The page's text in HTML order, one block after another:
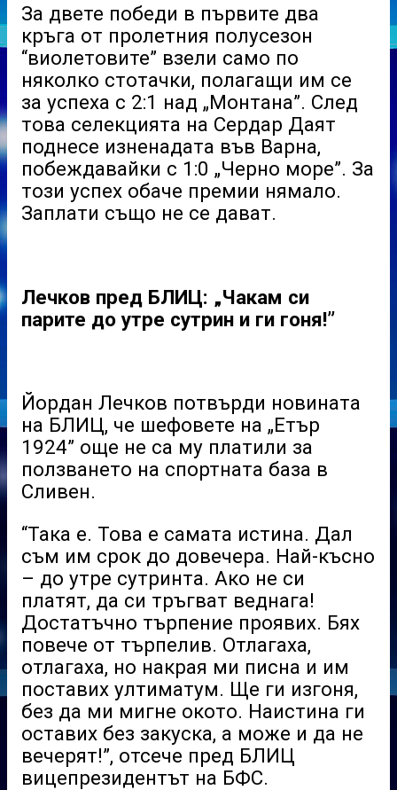
За двете победи в първите два
кръга от пролетния полусезон
“виолетовите” взели само по
няколко стотачки, полагащи им се
за успеха с 2:1 над „Монтана”. След
това селекцията на Сердар Даят
поднесе изненадата във Варна,
побеждавайки с 1:0 „Черно море”. За
този успех обаче премии нямало.
Заплати също не се дават.
Лечков пред БЛИЦ: „Чакам си
парите до утре сутрин и ги гоня!”
Йордан Лечков потвърди новината
на БЛИЦ, че шефовете на „Етър
1924” още не са му платили за
ползването на спортната база в
Сливен.
“Така е. Това е самата истина. Дал
съм им срок до довечера. Най-късно
– до утре сутринта. Ако не си
платят, да си тръгват веднага!
Достатъчно търпение проявих. Бях
повече от търпелив. Отлагаха,
отлагаха, но накрая ми писна и им
поставих ултиматум. Ще ги изгоня,
без да ми мигне окото. Наистина ги
оставих без закуска, а може и да не
вечерят!”, отсече пред БЛИЦ
вицепрезидентът на БФС.